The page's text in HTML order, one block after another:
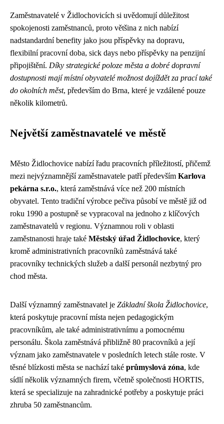
Zaměstnavatelé v Židlochovicích si uvědomují důležitost
spokojenosti zaměstnanců, proto většina z nich nabízí
nadstandardní benefity jako jsou příspěvky na dopravu,
flexibilní pracovní doba, sick days nebo příspěvky na penzijní
připojištění. Díky strategické poloze města a dobré dopravní
dostupnosti mají místní obyvatelé možnost dojíždět za prací také
do okolních měst, především do Brna, které je vzdálené pouze
několik kilometrů.
Největší zaměstnavatelé ve městě
Město Židlochovice nabízí řadu pracovních příležitostí, přičemž
mezi nejvýznamnější zaměstnavatele patří především Karlova
pekárna s.r.o., která zaměstnává více než 200 místních
obyvatel. Tento tradiční výrobce pečiva působí ve městě již od
roku 1990 a postupně se vypracoval na jednoho z klíčových
zaměstnavatelů v regionu. Významnou roli v oblasti
zaměstnanosti hraje také Městský úřad Židlochovice, který
kromě administrativních pracovníků zaměstnává také
pracovníky technických služeb a další personál nezbytný pro
chod města.
Další významný zaměstnavatel je Základní škola Židlochovice,
která poskytuje pracovní místa nejen pedagogickým
pracovníkům, ale také administrativnímu a pomocnému
personálu. Škola zaměstnává přibližně 80 pracovníků a její
význam jako zaměstnavatele v posledních letech stále roste. V
těsné blízkosti města se nachází také průmyslová zóna, kde
sídlí několik významných firem, včetně společnosti HORTIS,
která se specializuje na zahradnické potřeby a poskytuje práci
zhruba 50 zaměstnancům.